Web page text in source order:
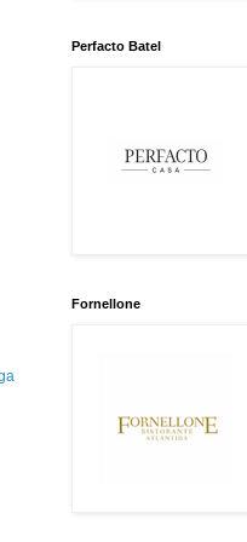
Perfacto Batel
Fornellone